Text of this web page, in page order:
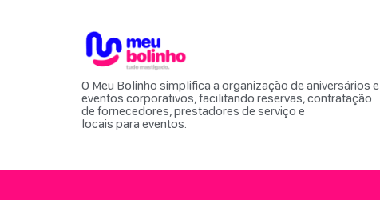
O Meu Bolinho simplifica a organização de aniversários e
eventos corporativos, facilitando reservas, contratação
de fornecedores, prestadores de serviço e
locais para eventos.